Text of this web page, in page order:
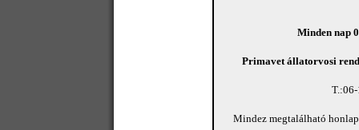
Minden nap
Primavet állatorvosi
Mindez megtalálható